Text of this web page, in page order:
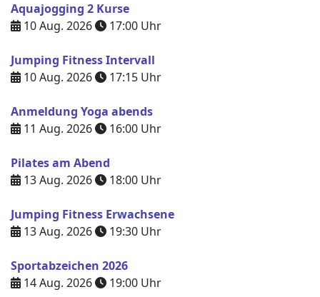
Aquajogging 2 Kurse
10 Aug. 2026
17:00 Uhr
Jumping Fitness Intervall
10 Aug. 2026
17:15 Uhr
Anmeldung Yoga abends
11 Aug. 2026
16:00 Uhr
Pilates am Abend
13 Aug. 2026
18:00 Uhr
Jumping Fitness Erwachsene
13 Aug. 2026
19:30 Uhr
Sportabzeichen 2026
14 Aug. 2026
19:00 Uhr